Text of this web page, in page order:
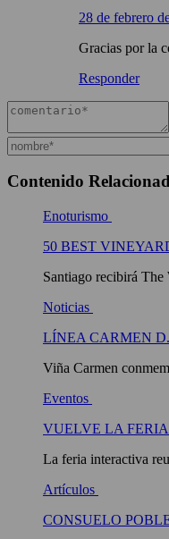
28 de febrero
Gracias por la
Responder
Contenido
Enoturismo
50 BEST
Santiago recibirá The
Noticias
LÍNEA CARMEN
Viña Carmen
Eventos
VUELVE LA
La feria interactiva
Artículos
CONSUELO